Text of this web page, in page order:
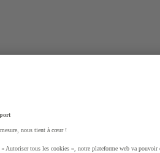
nous tient à cœur !
Autoriser tous les cookies », notre plateforme web va pouvoir